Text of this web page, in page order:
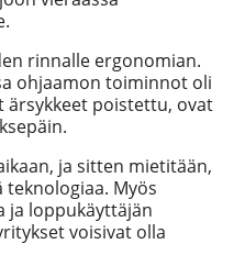
rinnalle ergonomian.
ohjaamon toiminnot oli
poistettu, ovat
ja sitten mietitään,
teknologiaa. Myös
ja loppukäyttäjän
voisivat olla